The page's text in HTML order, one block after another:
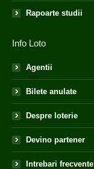
Rapoarte studii
Info Loto
Agentii
Bilete anulate
Despre loterie
Devino partener
Intrebari frecvente